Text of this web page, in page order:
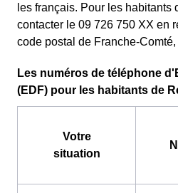
les français. Pour les habitants
contacter le 09 726 750 XX en
code postal de Franche-
Les numéros de téléphone
(EDF) pour les habitants de
Votre
situation